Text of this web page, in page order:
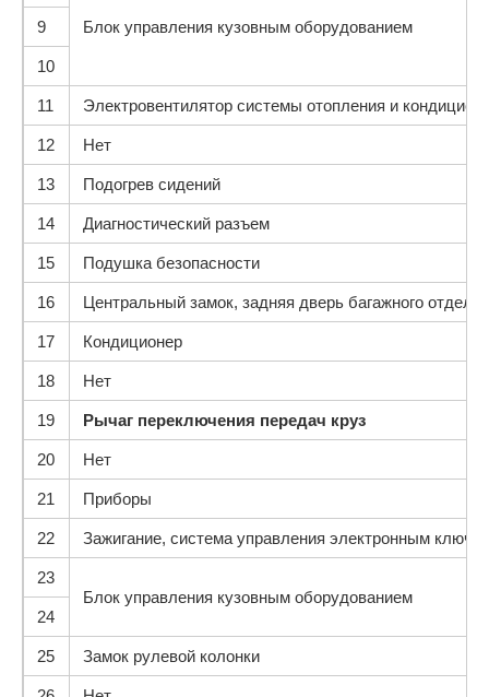
Блок управления кузовным оборудованием
9
10
11 Электровентилятор системы отопления и
12 Нет
13 Подогрев сидений
14 Диагностический разъем
15 Подушка безопасности
16 Центральный замок, задняя дверь багажного
17 Кондиционер
18 Нет
19 Рычаг переключения передач круз
20 Нет
21 Приборы
22 Зажигание, система управления электронным
23
Блок управления кузовным оборудованием
24
25 Замок рулевой колонки